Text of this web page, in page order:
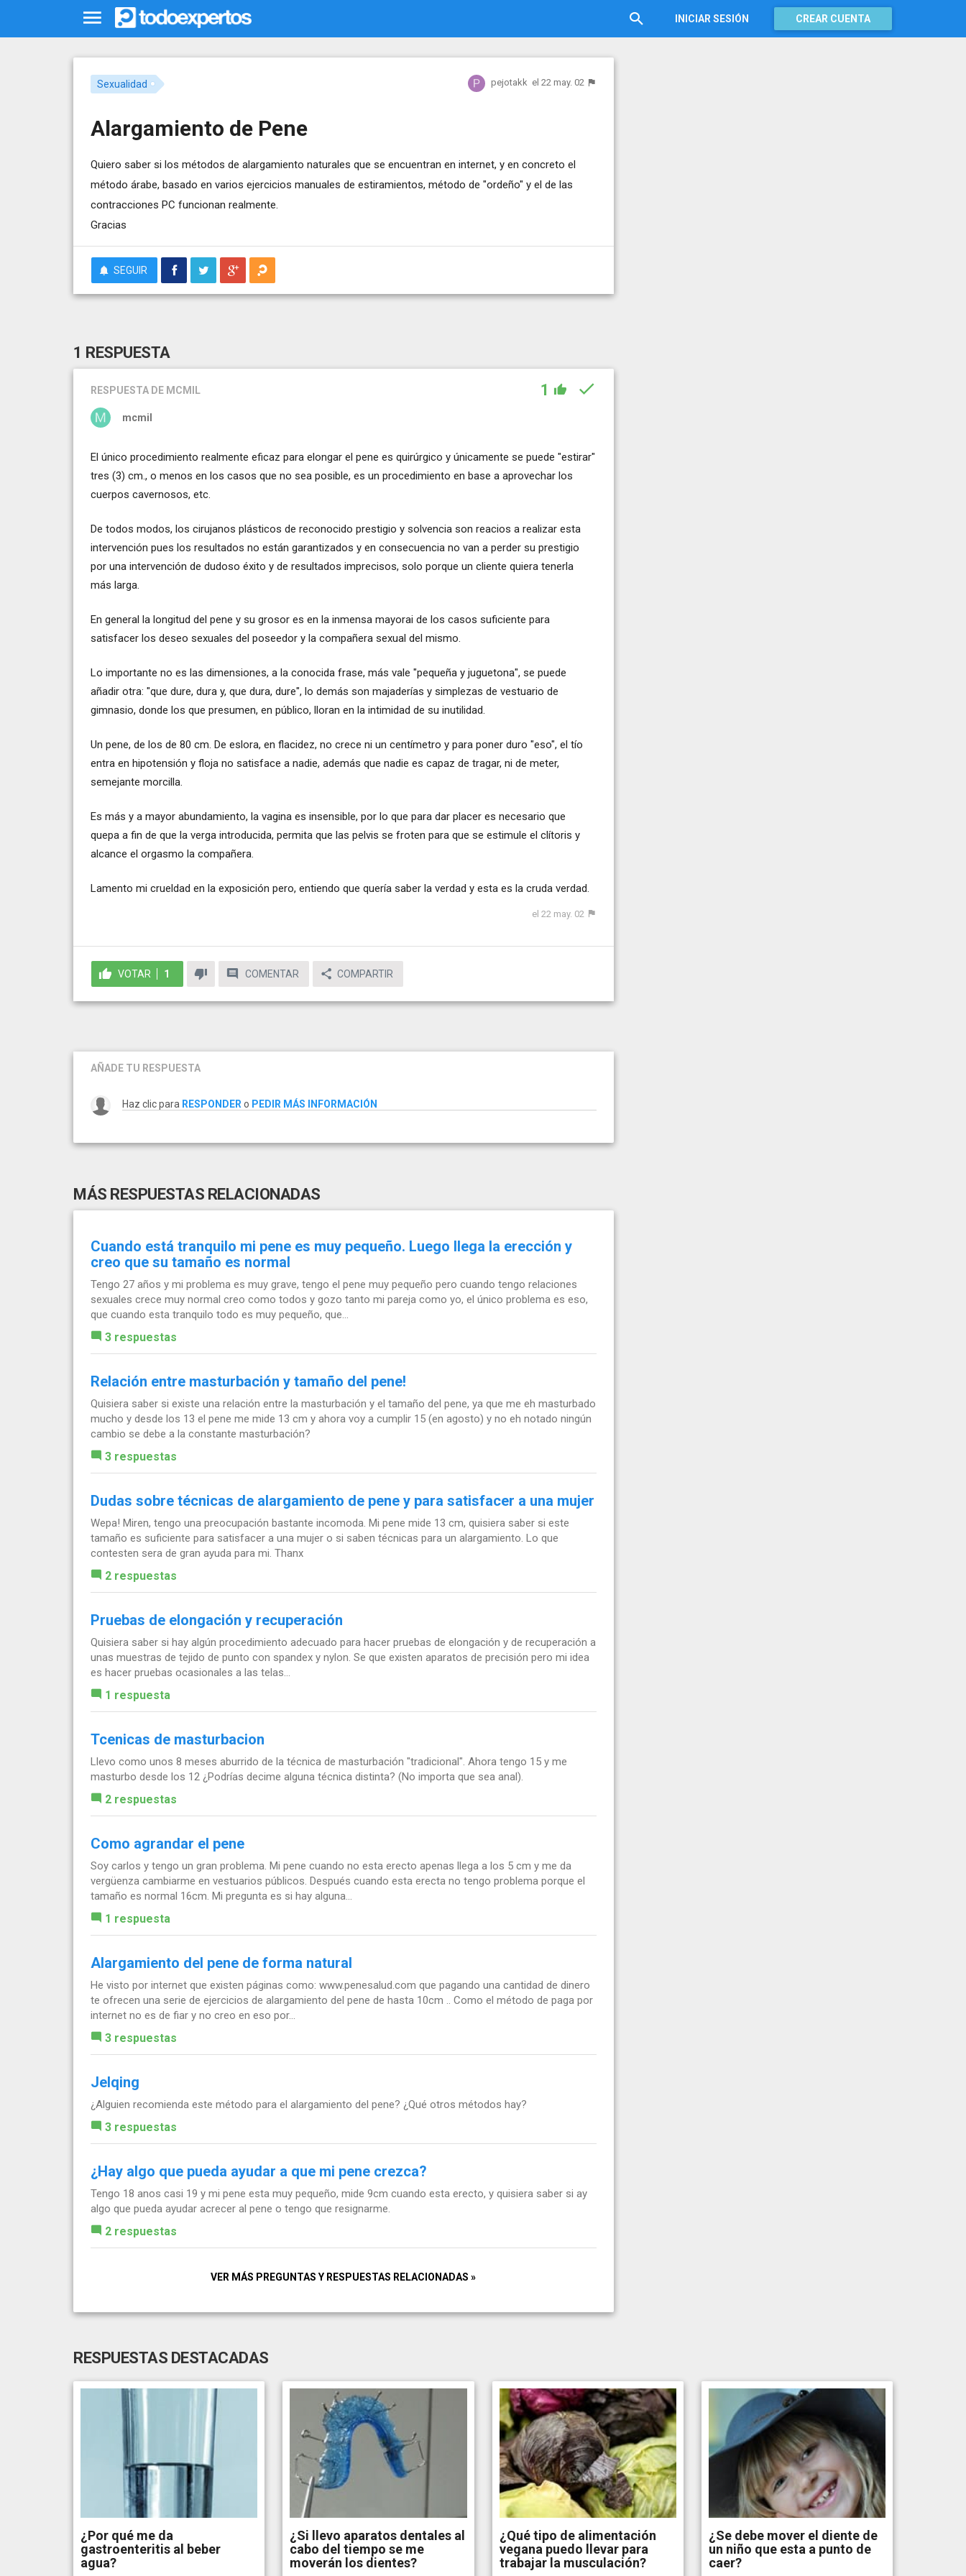
INICIAR SESIÓN CREAR CUENTA
Sexualidad pejotakk el 22 may. 02
Alargamiento de Pene
Quiero saber si los métodos de alargamiento naturales que se encuentran en internet, y en concreto el
método árabe, basado en varios ejercicios manuales de estiramientos, método de "ordeño" y el de las
contracciones PC funcionan realmente.
Gracias
SEGUIR
1 RESPUESTA
RESPUESTA DE MCMIL 1
mcmil
El único procedimiento realmente eficaz para elongar el pene es quirúrgico y únicamente se puede "estirar"
tres (3) cm., o menos en los casos que no sea posible, es un procedimiento en base a aprovechar los
cuerpos cavernosos, etc.
De todos modos, los cirujanos plásticos de reconocido prestigio y solvencia son reacios a realizar esta
intervención pues los resultados no están garantizados y en consecuencia no van a perder su prestigio
por una intervención de dudoso éxito y de resultados imprecisos, solo porque un cliente quiera tenerla
más larga.
En general la longitud del pene y su grosor es en la inmensa mayorai de los casos suficiente para
satisfacer los deseo sexuales del poseedor y la compañera sexual del mismo.
Lo importante no es las dimensiones, a la conocida frase, más vale "pequeña y juguetona", se puede
añadir otra: "que dure, dura y, que dura, dure", lo demás son majaderías y simplezas de vestuario de
gimnasio, donde los que presumen, en público, lloran en la intimidad de su inutilidad.
Un pene, de los de 80 cm. De eslora, en flacidez, no crece ni un centímetro y para poner duro "eso", el tío
entra en hipotensión y floja no satisface a nadie, además que nadie es capaz de tragar, ni de meter,
semejante morcilla.
Es más y a mayor abundamiento, la vagina es insensible, por lo que para dar placer es necesario que
quepa a fin de que la verga introducida, permita que las pelvis se froten para que se estimule el clítoris y
alcance el orgasmo la compañera.
Lamento mi crueldad en la exposición pero, entiendo que quería saber la verdad y esta es la cruda verdad.
el 22 may. 02
VOTAR 1 COMENTAR COMPARTIR
AÑADE TU RESPUESTA
Haz clic para RESPONDER o PEDIR MÁS INFORMACIÓN
MÁS RESPUESTAS RELACIONADAS
Cuando está tranquilo mi pene es muy pequeño. Luego llega la erección y
creo que su tamaño es normal
Tengo 27 años y mi problema es muy grave, tengo el pene muy pequeño pero cuando tengo relaciones
sexuales crece muy normal creo como todos y gozo tanto mi pareja como yo, el único problema es eso,
que cuando esta tranquilo todo es muy pequeño, que...
3 respuestas
Relación entre masturbación y tamaño del pene!
Quisiera saber si existe una relación entre la masturbación y el tamaño del pene, ya que me eh masturbado
mucho y desde los 13 el pene me mide 13 cm y ahora voy a cumplir 15 (en agosto) y no eh notado ningún
cambio se debe a la constante masturbación?
3 respuestas
Dudas sobre técnicas de alargamiento de pene y para satisfacer a una mujer
Wepa! Miren, tengo una preocupación bastante incomoda. Mi pene mide 13 cm, quisiera saber si este
tamaño es suficiente para satisfacer a una mujer o si saben técnicas para un alargamiento. Lo que
contesten sera de gran ayuda para mi. Thanx
2 respuestas
Pruebas de elongación y recuperación
Quisiera saber si hay algún procedimiento adecuado para hacer pruebas de elongación y de recuperación a
unas muestras de tejido de punto con spandex y nylon. Se que existen aparatos de precisión pero mi idea
es hacer pruebas ocasionales a las telas...
1 respuesta
Tcenicas de masturbacion
Llevo como unos 8 meses aburrido de la técnica de masturbación "tradicional". Ahora tengo 15 y me
masturbo desde los 12 ¿Podrías decime alguna técnica distinta? (No importa que sea anal).
2 respuestas
Como agrandar el pene
Soy carlos y tengo un gran problema. Mi pene cuando no esta erecto apenas llega a los 5 cm y me da
vergüenza cambiarme en vestuarios públicos. Después cuando esta erecta no tengo problema porque el
tamaño es normal 16cm. Mi pregunta es si hay alguna...
1 respuesta
Alargamiento del pene de forma natural
He visto por internet que existen páginas como: www.penesalud.com que pagando una cantidad de dinero
te ofrecen una serie de ejercicios de alargamiento del pene de hasta 10cm .. Como el método de paga por
internet no es de fiar y no creo en eso por...
3 respuestas
Jelqing
¿Alguien recomienda este método para el alargamiento del pene? ¿Qué otros métodos hay?
3 respuestas
¿Hay algo que pueda ayudar a que mi pene crezca?
Tengo 18 anos casi 19 y mi pene esta muy pequeño, mide 9cm cuando esta erecto, y quisiera saber si ay
algo que pueda ayudar acrecer al pene o tengo que resignarme.
2 respuestas
VER MÁS PREGUNTAS Y RESPUESTAS RELACIONADAS »
RESPUESTAS DESTACADAS
¿Por qué me da
gastroenteritis al beber
agua?
¿Si llevo aparatos dentales al
cabo del tiempo se me
moverán los dientes?
¿Qué tipo de alimentación
vegana puedo llevar para
trabajar la musculación?
¿Se debe mover el diente de
un niño que esta a punto de
caer?